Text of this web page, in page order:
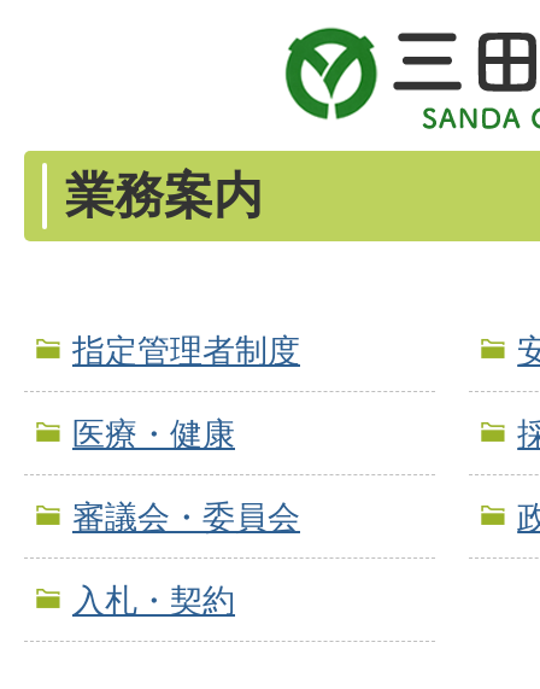
業務案内
指定管理者制度
医療・健康
審議会・委員会
入札・契約